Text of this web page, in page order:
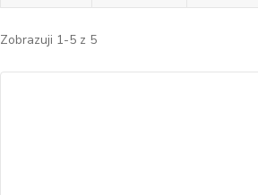
Zobrazuji 1-5 z 5